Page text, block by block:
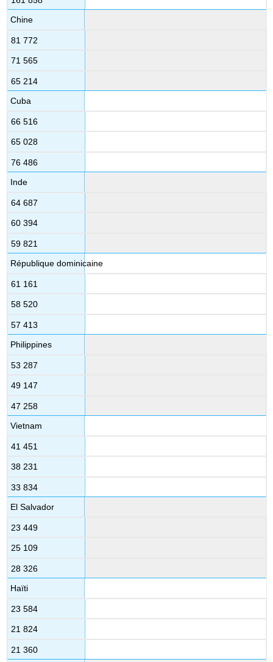
Chine
81 772
71 565
65 214
Cuba
66 516
65 028
76 486
Inde
64 687
60 394
59 821
République dominicaine
61 161
58 520
57 413
Philippines
53 287
49 147
47 258
Vietnam
41 451
38 231
33 834
El Salvador
23 449
25 109
28 326
Haïti
23 584
21 824
21 360